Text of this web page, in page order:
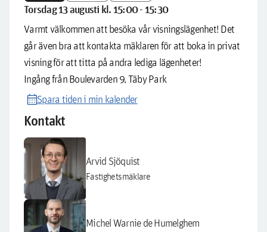
Torsdag 13 augusti kl. 15:00 - 15:30
Varmt välkommen att besöka vår visningslägenhet! Det
går även bra att kontakta mäklaren för att boka in privat
visning för att titta på andra lediga lägenheter!
Ingång från Boulevarden 9, Täby Park
calendar_monthSpara tiden i min kalender
Kontakt
Arvid Sjöquist
Fastighetsmäklare
Michel Warnie de Humelghem